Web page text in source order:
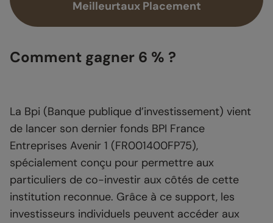
Meilleurtaux Placement
Comment gagner 6 % ?
La Bpi (Banque publique d’investissement) vient
de lancer son dernier fonds BPI France
Entreprises Avenir 1 (FR001400FP75),
spécialement conçu pour permettre aux
particuliers de co-investir aux côtés de cette
institution reconnue. Grâce à ce support, les
investisseurs individuels peuvent accéder aux